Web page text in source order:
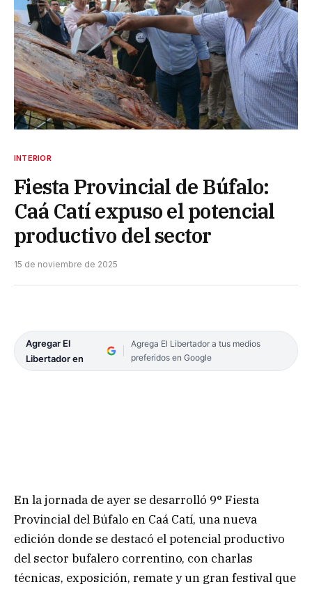
INTERIOR
Fiesta Provincial de Búfalo:
Caá Catí expuso el potencial
productivo del sector
15 de noviembre de 2025
Agregar El
Libertador en
Agrega El Libertador a tus medios
preferidos en Google
En la jornada de ayer se desarrolló 9° Fiesta
Provincial del Búfalo en Caá Catí, una nueva
edición donde se destacó el potencial productivo
del sector bufalero correntino, con charlas
técnicas, exposición, remate y un gran festival que